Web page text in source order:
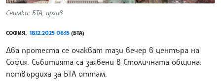
Снимка: БТА, архив
СОФИЯ, 18.12.2025 06:15 (БТА)
Два протеста се очакват тази вечер в центъра на
София. Събитията са заявени в Столичната община,
потвърдиха за БТА оттам.